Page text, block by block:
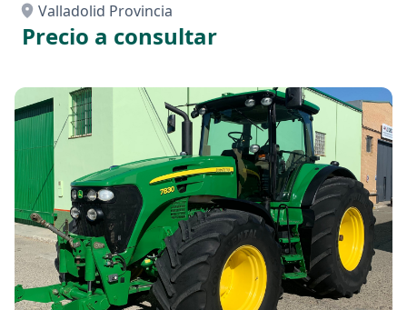
Valladolid Provincia
Precio a consultar